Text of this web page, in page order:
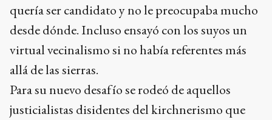
quería ser candidato y no le preocupaba mucho
desde dónde. Incluso ensayó con los suyos un
virtual vecinalismo si no había referentes más
allá de las sierras.
Para su nuevo desafío se rodeó de aquellos
justicialistas disidentes del kirchnerismo que